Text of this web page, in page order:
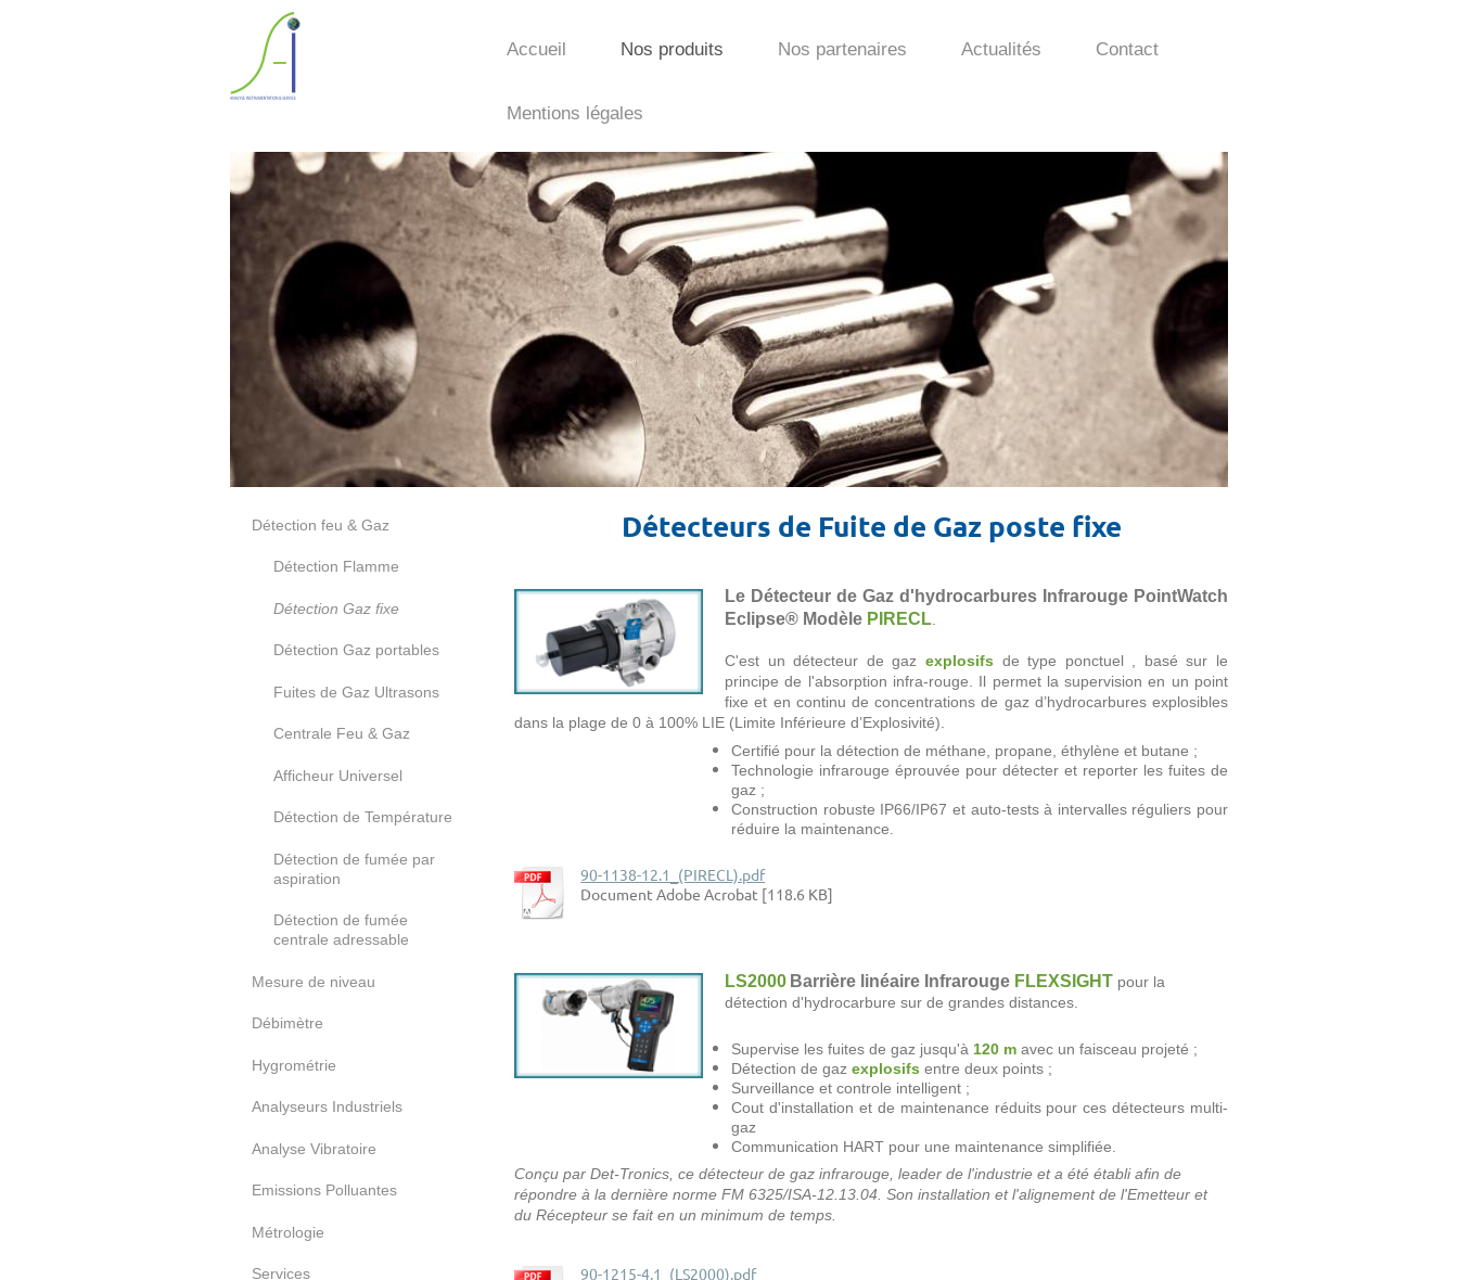
Accueil Nos produits Nos partenaires Actualités Contact
Mentions légales
Détecteurs de Fuite de Gaz poste fixe
Le Détecteur de Gaz d'hydrocarbures Infrarouge PointWatch
Eclipse® Modèle PIRECL.
C'est un détecteur de gazexplosifs de type ponctuel , basé sur le
principe de l'absorption infra-rouge. Il permet la supervision en un point
fixe et en continu de concentrations de gaz d’hydrocarbures explosibles
dans la plage de 0 à 100% LIE (Limite Inférieure d’Explosivité).
Certifié pour la détection de méthane, propane, éthylène et butane ;
Technologie infrarouge éprouvée pour détecter et reporter les fuites de
gaz ;
Construction robuste IP66/IP67 et auto-tests à intervalles réguliers pour
réduire la maintenance.
90-1138-12.1_(PIRECL).pdf
Document Adobe Acrobat [118.6 KB]
LS2000 Barrière linéaire Infrarouge FLEXSIGHT pour la
détection d'hydrocarbure sur de grandes distances.
Supervise les fuites de gaz jusqu'à120 m avec un faisceau projeté ;
Détection de gazexplosifsentre deux points ;
Surveillance et controle intelligent ;
Cout d'installation et de maintenance réduits pour ces détecteurs multi-
gaz
Communication HART pour une maintenance simplifiée.
Conçu par Det-Tronics, ce détecteur de gaz infrarouge, leader de l'industrie et a été établi afin de
répondre à la dernière norme FM 6325/ISA-12.13.04. Son installation et l'alignement de l'Emetteur et
du Récepteur se fait en un minimum de temps.
90-1215-4.1_(LS2000).pdf
Détection feu & Gaz
Détection Flamme
Détection Gaz fixe
Détection Gaz portables
Fuites de Gaz Ultrasons
Centrale Feu & Gaz
Afficheur Universel
Détection de Température
Détection de fumée par
aspiration
Détection de fumée
centrale adressable
Mesure de niveau
Débimètre
Hygrométrie
Analyseurs Industriels
Analyse Vibratoire
Emissions Polluantes
Métrologie
Services